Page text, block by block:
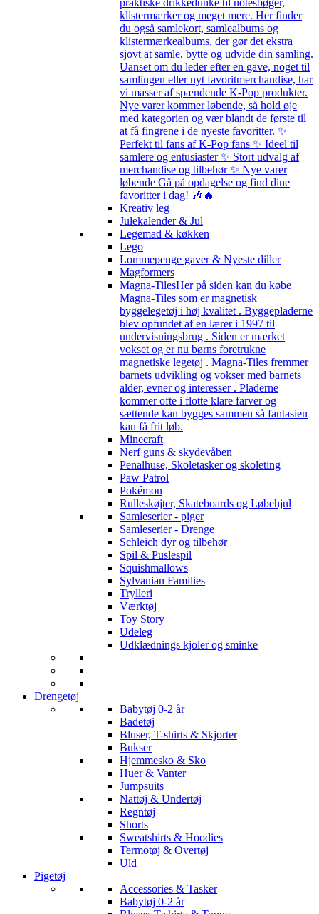
klistermærker og meget mere. Her finder
du også samlekort, samlealbums og
klistermærkealbums, der gør det ekstra
sjovt at samle, bytte og udvide din samling.
Uanset om du leder efter en gave, noget til
samlingen eller nyt favoritmerchandise, har
vi masser af spændende K-Pop produkter.
Nye varer kommer løbende, så hold øje
med kategorien og vær blandt de første til
at få fingrene i de nyeste favoritter. ✨
Perfekt til fans af K-Pop fans ✨ Ideel til
samlere og entusiaster ✨ Stort udvalg af
merchandise og tilbehør ✨ Nye varer
løbende Gå på opdagelse og find dine
favoritter i dag! 🎶🔥
Kreativ leg
Julekalender & Jul
Legemad & køkken
Lego
Lommepenge gaver & Nyeste diller
Magformers
Magna-TilesHer på siden kan du købe
Magna-Tiles som er magnetisk
byggelegetøj i høj kvalitet . Byggepladerne
blev opfundet af en lærer i 1997 til
undervisningsbrug . Siden er mærket
vokset og er nu børns foretrukne
magnetiske legetøj . Magna-Tiles fremmer
barnets udvikling og vokser med barnets
alder, evner og interesser . Pladerne
kommer ofte i flotte klare farver og
sættende kan bygges sammen så fantasien
kan få frit løb.
Minecraft
Nerf guns & skydevåben
Penalhuse, Skoletasker og skoleting
Paw Patrol
Pokémon
Rulleskøjter, Skateboards og Løbehjul
Samleserier - piger
Samleserier - Drenge
Schleich dyr og tilbehør
Spil & Puslespil
Squishmallows
Sylvanian Families
Trylleri
Værktøj
Toy Story
Udeleg
Udklædnings kjoler og sminke
Drengetøj
Babytøj 0-2 år
Badetøj
Bluser, T-shirts & Skjorter
Bukser
Hjemmesko & Sko
Huer & Vanter
Jumpsuits
Nattøj & Undertøj
Regntøj
Shorts
Sweatshirts & Hoodies
Termotøj & Overtøj
Uld
Pigetøj
Accessories & Tasker
Babytøj 0-2 år